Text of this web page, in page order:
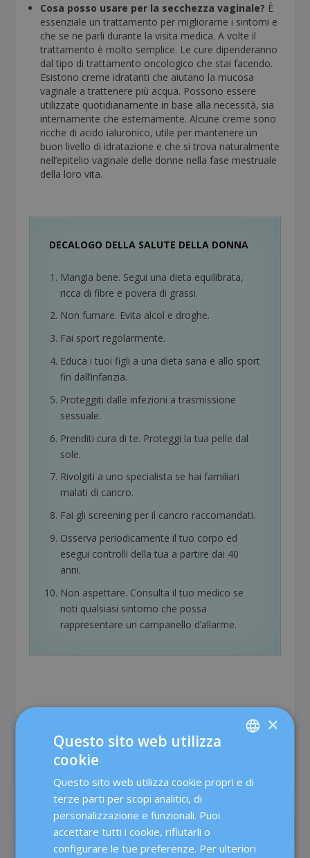
Cosa posso usare per la secchezza vaginale? È
essenziale un trattamento per migliorarne i sintomi e
che se ne parli durante la visita medica. A volte il
trattamento è molto semplice. Le cure dipenderanno
dal tipo di trattamento oncologico che stai facendo.
Esistono creme idratanti che aiutano la mucosa
vaginale a trattenere più acqua. Possono essere
utilizzate quotidianamente in base alla necessità, sia
internamente che esternamente. Alcune creme sono
ricche di acido ialuronico, utile per mantenere un
buon livello di idratazione e che si trova naturalmente
nell’epitelio vaginale delle donne nella fase mestruale
della loro vita.
DECALOGO DELLA SALUTE DELLA DONNA
Mangia bene. Segui una dieta equilibrata,
ricca di fibre e povera di grassi.
Non fumare. Evita alcol e droghe.
Fai sport regolarmente.
Educa i tuoi figli a una dieta sana e allo sport
fin dall’infanzia.
Proteggiti dalle infezioni a trasmissione
sessuale.
Prenditi cura di te. Proteggi la tua pelle dal
sole.
Rivolgiti a uno specialista se hai familiari
malati di cancro.
Fai gli screening per il cancro raccomandati.
Osserva periodicamente il tuo corpo ed
esegui controlli della tua a partire dai 40
anni.
Non aspettare. Consulta il tuo medico se
noti qualsiasi sintomo che possa
rappresentare un campanello d’allarme.
CONDIVIDERE: VOTA:
PRECEDENTE
CATALÀ
DEUTSCH
×
Questo sito web utilizza
cookie
Questo sito web utilizza cookie propri e di
terze parti per scopi analitici, di
personalizzazione e funzionali. Puoi
accettare tutti i cookie, rifiutarli o
configurare le tue preferenze. Per ulteriori